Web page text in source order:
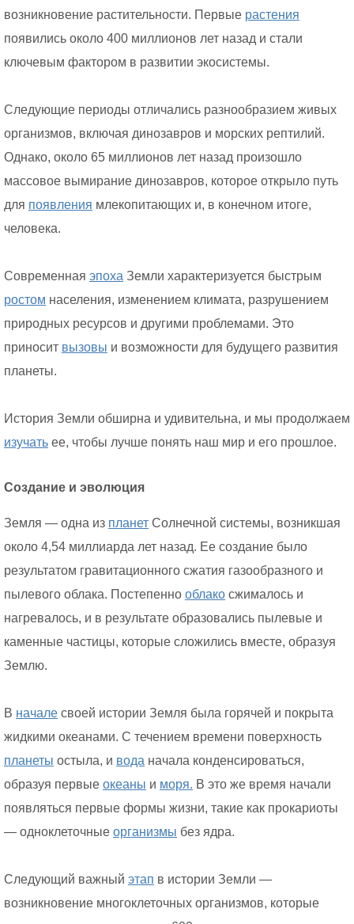
возникновение растительности. Первые растения
появились около 400 миллионов лет назад и стали
ключевым фактором в развитии экосистемы.
Следующие периоды отличались разнообразием живых
организмов, включая динозавров и морских рептилий.
Однако, около 65 миллионов лет назад произошло
массовое вымирание динозавров, которое открыло путь
для появления млекопитающих и, в конечном итоге,
человека.
Современная эпоха Земли характеризуется быстрым
ростом населения, изменением климата, разрушением
природных ресурсов и другими проблемами. Это
приносит вызовы и возможности для будущего развития
планеты.
История Земли обширна и удивительна, и мы продолжаем
изучать ее, чтобы лучше понять наш мир и его прошлое.
Создание и эволюция
Земля — одна из планет Солнечной системы, возникшая
около 4,54 миллиарда лет назад. Ее создание было
результатом гравитационного сжатия газообразного и
пылевого облака. Постепенно облако сжималось и
нагревалось, и в результате образовались пылевые и
каменные частицы, которые сложились вместе, образуя
Землю.
В начале своей истории Земля была горячей и покрыта
жидкими океанами. С течением времени поверхность
планеты остыла, и вода начала конденсироваться,
образуя первые океаны и моря. В это же время начали
появляться первые формы жизни, такие как прокариоты
— одноклеточные организмы без ядра.
Следующий важный этап в истории Земли —
возникновение многоклеточных организмов, которые